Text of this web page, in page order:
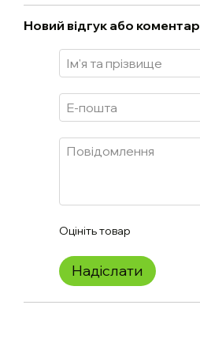
Новий відгук або коментар
Оцініть товар
Надіслати